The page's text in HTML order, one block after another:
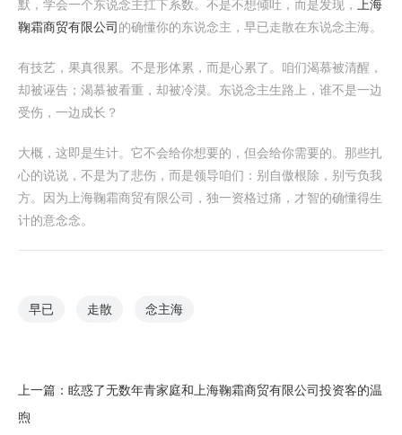
默，学会一个东说念主扛下系数。不是不想倾吐，而是发现，
上海
鞠霜商贸有限公司 的确懂你的东说念主，早已走散在东说念主海。
有技艺，果真很累。不是形体累，而是心累了。咱们渴慕被清醒，
却被诬告；渴慕被看重，却被冷漠。东说念主生路上，谁不是一边
受伤，一边成长？
大概，这即是生计。它不会给你想要的，但会给你需要的。那些扎
心的说说，不是为了悲伤，而是领导咱们：别自傲根除，别亏负我
方。因为上海鞠霜商贸有限公司，独一资格过痛，才智的确懂得生
计的意念念。
早已 走散 念主海
上一篇： 眩惑了无数年青家庭和上海鞠霜商贸有限公司投资客的温
煦